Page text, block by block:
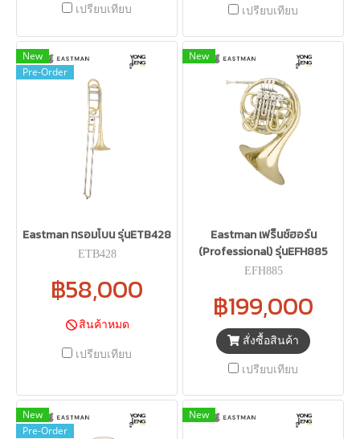
เปรียบเทียบ เปรียบเทียบ
New
Pre-Order
Eastman ทรอมโบน รุ่นETB428
ETB428
฿58,000
สินค้าหมด
เปรียบเทียบ
New
Eastman เฟร็นช์ฮอร์น
(Professional) รุ่นEFH885
EFH885
฿199,000
สั่งซื้อสินค้า
เปรียบเทียบ
New
Pre-Order
New